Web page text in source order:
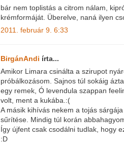
bár nem toplistás a citrom nálam,
krémformáját. Überelve, naná ilyen
2011. február 9. 6:33
BirgánAndi írta...
Amikor Limara csinálta a szirupot
próbálkozásom. Sajnos túl sokáig
egy remek, Ó levendula szappan
volt, ment a kukába.:(
A másik kihívás nekem a tojás
sűrítése. Mindig túl korán
Így újfent csak csodálni tudlak, hogy
:D